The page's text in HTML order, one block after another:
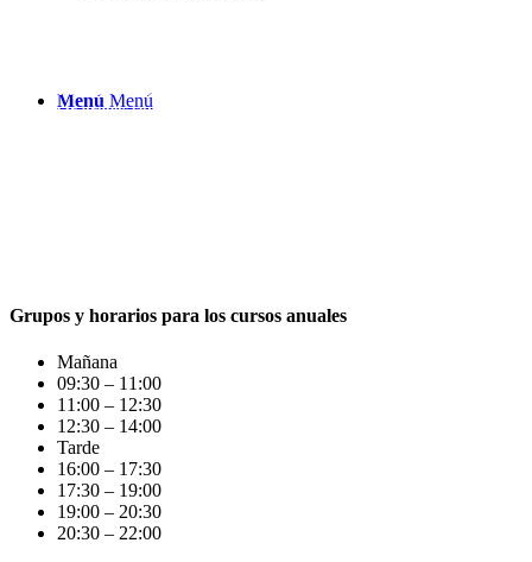
Menú Menú
Al igual que decíamos en la sección de preparación del C1, todavía es difícil
organizar grupos con la frecuencia de un B1 o B2, pero aún así, en
Grupos y horarios para los cursos anuales
Mañana
09:30 – 11:00
11:00 – 12:30
12:30 – 14:00
Tarde
16:00 – 17:30
17:30 – 19:00
19:00 – 20:30
20:30 – 22:00